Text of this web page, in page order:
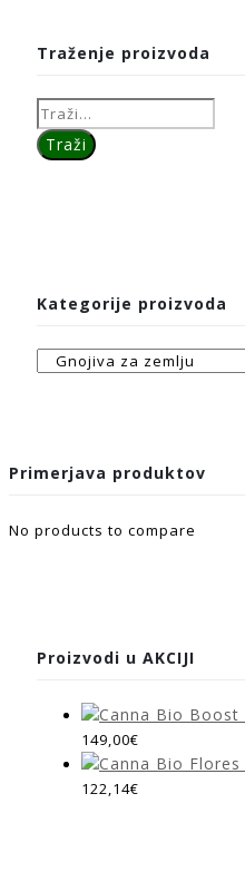
Traženje proizvoda
Kategorije proizvoda
Primerjava produktov
No products to compare
Proizvodi u AKCIJI
149,00€
122,14€